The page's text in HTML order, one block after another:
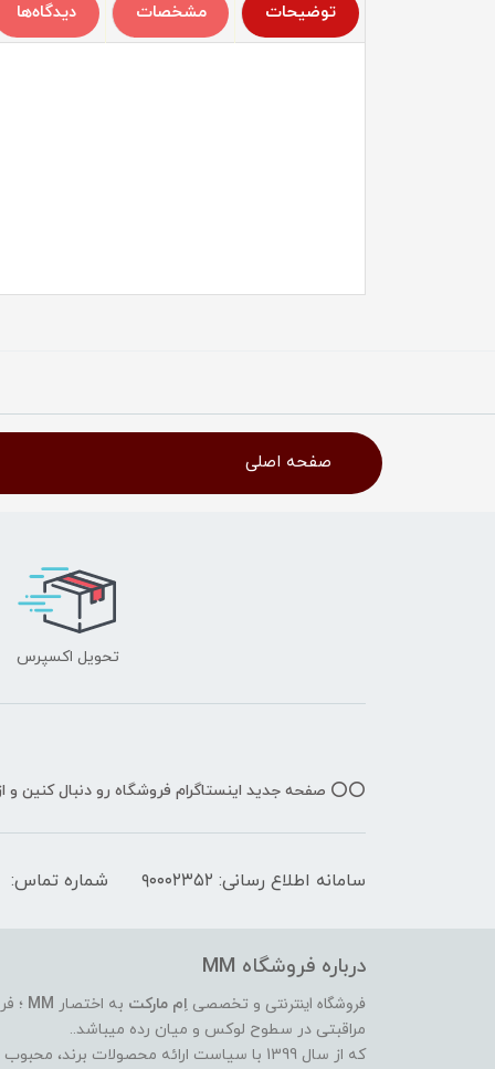
توضیحات مشخصات دیدگاه‌ها
صفحه اصلی
تحویل اکسپرس
⭕️⭕️ صفحه جدید اینستاگرام فروشگاه رو دنبال کنین
سامانه اطلاع رسانی: ۹۰۰۰۲۳۵۲ شماره تماس:
درباره فروشگاه MM
فروشگاه اینترنتی و تخصصی اِم مارکت به اختصار MM ؛
مراقبتی در سطوح لوکس و میان رده میباشد..
که از سال 1399 با سیاست ارائه محصولات